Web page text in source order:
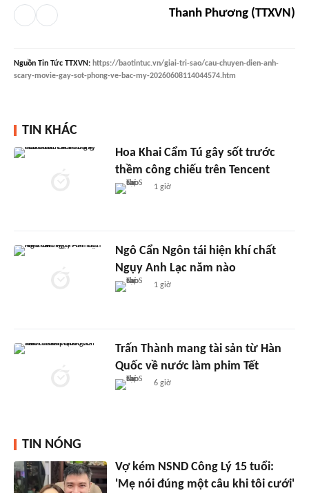
Thanh Phương (TTXVN)
Nguồn Tin Tức TTXVN: https://baotintuc.vn/giai-tri-sao/cau-chuyen-dien-anh-
scary-movie-gay-sot-phong-ve-bac-my-20260608114044574.htm
TIN KHÁC
Hoa Khai Cẩm Tú gây sốt trước
thềm công chiếu trên Tencent
1 giờ
Ngô Cẩn Ngôn tái hiện khí chất
Ngụy Anh Lạc năm nào
1 giờ
Trấn Thành mang tài sản từ Hàn
Quốc về nước làm phim Tết
6 giờ
TIN NÓNG
Vợ kém NSND Công Lý 15 tuổi:
'Mẹ nói đúng một câu khi tôi cưới'